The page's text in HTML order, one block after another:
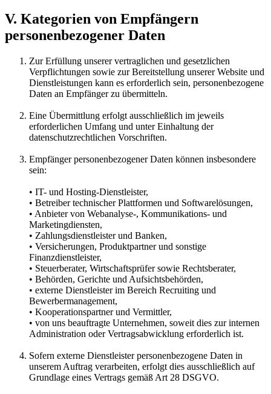
V. Kategorien von Empfängern
personenbezogener Daten
Zur Erfüllung unserer vertraglichen und gesetzlichen
Verpflichtungen sowie zur Bereitstellung unserer Website und
Dienstleistungen kann es erforderlich sein, personenbezogene
Daten an Empfänger zu übermitteln.
Eine Übermittlung erfolgt ausschließlich im jeweils
erforderlichen Umfang und unter Einhaltung der
datenschutzrechtlichen Vorschriften.
Empfänger personenbezogener Daten können insbesondere
sein:
• IT- und Hosting-Dienstleister,
• Betreiber technischer Plattformen und Softwarelösungen,
• Anbieter von Webanalyse-, Kommunikations- und
Marketingdiensten,
• Zahlungsdienstleister und Banken,
• Versicherungen, Produktpartner und sonstige
Finanzdienstleister,
• Steuerberater, Wirtschaftsprüfer sowie Rechtsberater,
• Behörden, Gerichte und Aufsichtsbehörden,
• externe Dienstleister im Bereich Recruiting und
Bewerbermanagement,
• Kooperationspartner und Vermittler,
• von uns beauftragte Unternehmen, soweit dies zur internen
Administration oder Vertragsabwicklung erforderlich ist.
Sofern externe Dienstleister personenbezogene Daten in
unserem Auftrag verarbeiten, erfolgt dies ausschließlich auf
Grundlage eines Vertrags gemäß Art 28 DSGVO.